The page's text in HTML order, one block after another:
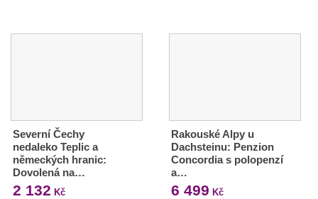
Severní Čechy
nedaleko Teplic a
německých hranic:
Dovolená na…
2 132 Kč
Rakouské Alpy u
Dachsteinu: Penzion
Concordia s polopenzí
a…
6 499 Kč